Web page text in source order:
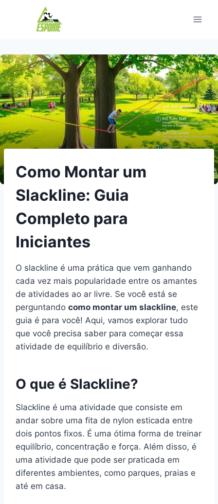
Como Montar um
Slackline: Guia
Completo para
Iniciantes
O slackline é uma prática que vem ganhando
cada vez mais popularidade entre os amantes
de atividades ao ar livre. Se você está se
perguntando como montar um slackline, este
guia é para você! Aqui, vamos explorar tudo
que você precisa saber para começar essa
atividade de equilíbrio e diversão.
O que é Slackline?
Slackline é uma atividade que consiste em
andar sobre uma fita de nylon esticada entre
dois pontos fixos. É uma ótima forma de treinar
equilíbrio, concentração e força. Além disso, é
uma atividade que pode ser praticada em
diferentes ambientes, como parques, praias e
até em casa.